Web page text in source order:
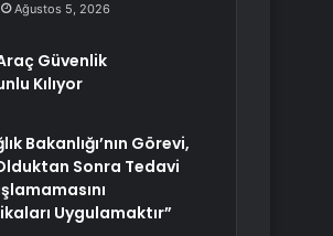
Ağustos 5, 2026
Güvenlik
Kılıyor
Bakanlığı’nın Görevi,
Sonra Tedavi
Uygulamaktır”